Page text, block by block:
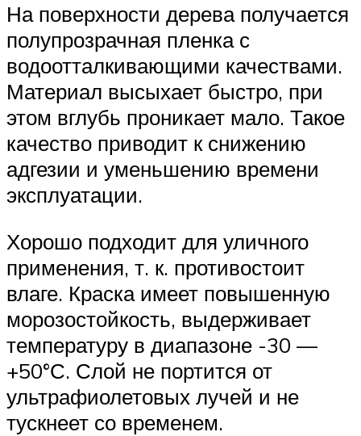
На поверхности дерева получается
полупрозрачная пленка с
водоотталкивающими качествами.
Материал высыхает быстро, при
этом вглубь проникает мало. Такое
качество приводит к снижению
адгезии и уменьшению времени
эксплуатации.
Хорошо подходит для уличного
применения, т. к. противостоит
влаге. Краска имеет повышенную
морозостойкость, выдерживает
температуру в диапазоне -30 —
+50°С. Слой не портится от
ультрафиолетовых лучей и не
тускнеет со временем.